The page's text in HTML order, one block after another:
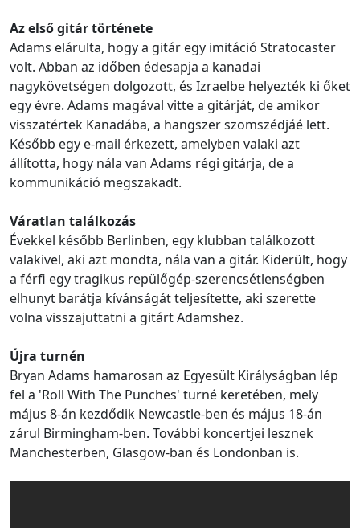
Az első gitár története
Adams elárulta, hogy a gitár egy imitáció Stratocaster
volt. Abban az időben édesapja a kanadai
nagykövetségen dolgozott, és Izraelbe helyezték ki őket
egy évre. Adams magával vitte a gitárját, de amikor
visszatértek Kanadába, a hangszer szomszédjáé lett.
Később egy e-mail érkezett, amelyben valaki azt
állította, hogy nála van Adams régi gitárja, de a
kommunikáció megszakadt.
Váratlan találkozás
Évekkel később Berlinben, egy klubban találkozott
valakivel, aki azt mondta, nála van a gitár. Kiderült, hogy
a férfi egy tragikus repülőgép-szerencsétlenségben
elhunyt barátja kívánságát teljesítette, aki szerette
volna visszajuttatni a gitárt Adamshez.
Újra turnén
Bryan Adams hamarosan az Egyesült Királyságban lép
fel a 'Roll With The Punches' turné keretében, mely
május 8-án kezdődik Newcastle-ben és május 18-án
zárul Birmingham-ben. További koncertjei lesznek
Manchesterben, Glasgow-ban és Londonban is.